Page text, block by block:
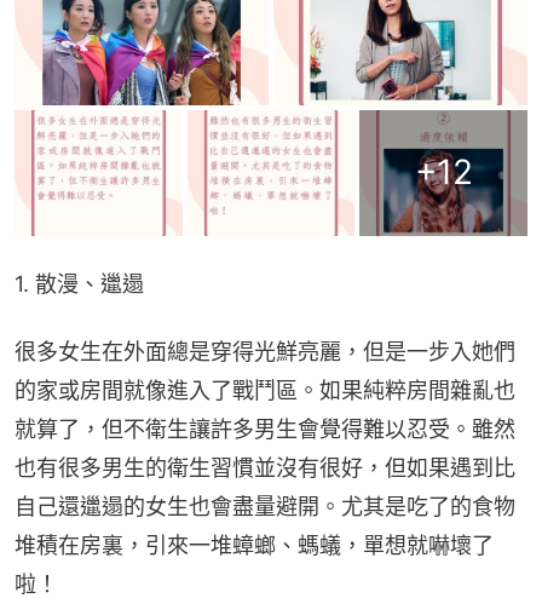
+12
1. 散漫、邋遢
很多女生在外面總是穿得光鮮亮麗，但是一步入她們
的家或房間就像進入了戰鬥區。如果純粹房間雜亂也
就算了，但不衛生讓許多男生會覺得難以忍受。雖然
也有很多男生的衛生習慣並沒有很好，但如果遇到比
自己還邋遢的女生也會盡量避開。尤其是吃了的食物
堆積在房裏，引來一堆蟑螂、螞蟻，單想就嚇壞了
啦！